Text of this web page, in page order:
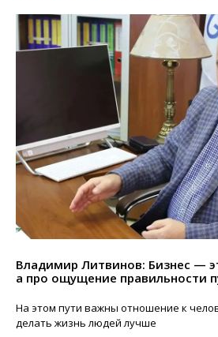
Владимир Литвинов: Бизнес —
а про ощущение правильности
На этом пути важны отношение к
делать жизнь людей лучше